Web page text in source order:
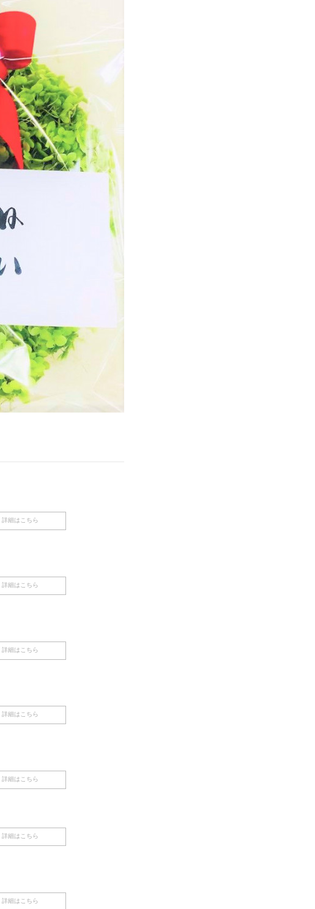
詳細はこちら
詳細はこちら
詳細はこちら
詳細はこちら
詳細はこちら
詳細はこちら
詳細はこちら